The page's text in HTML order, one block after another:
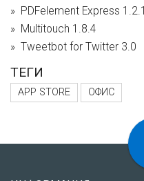
PDFelement Express 1.2.1
Multitouch 1.8.4
Tweetbot for Twitter 3.0
ТЕГИ
APP STORE ОФИС